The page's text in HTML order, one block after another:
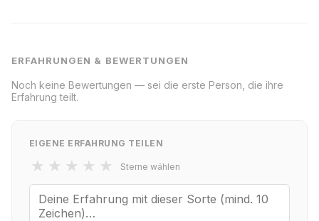
ERFAHRUNGEN & BEWERTUNGEN
Noch keine Bewertungen — sei die erste Person, die ihre
Erfahrung teilt.
EIGENE ERFAHRUNG TEILEN
★ ★ ★ ★ ★ Sterne wählen